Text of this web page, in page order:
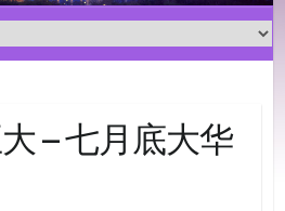
– 七月底大华